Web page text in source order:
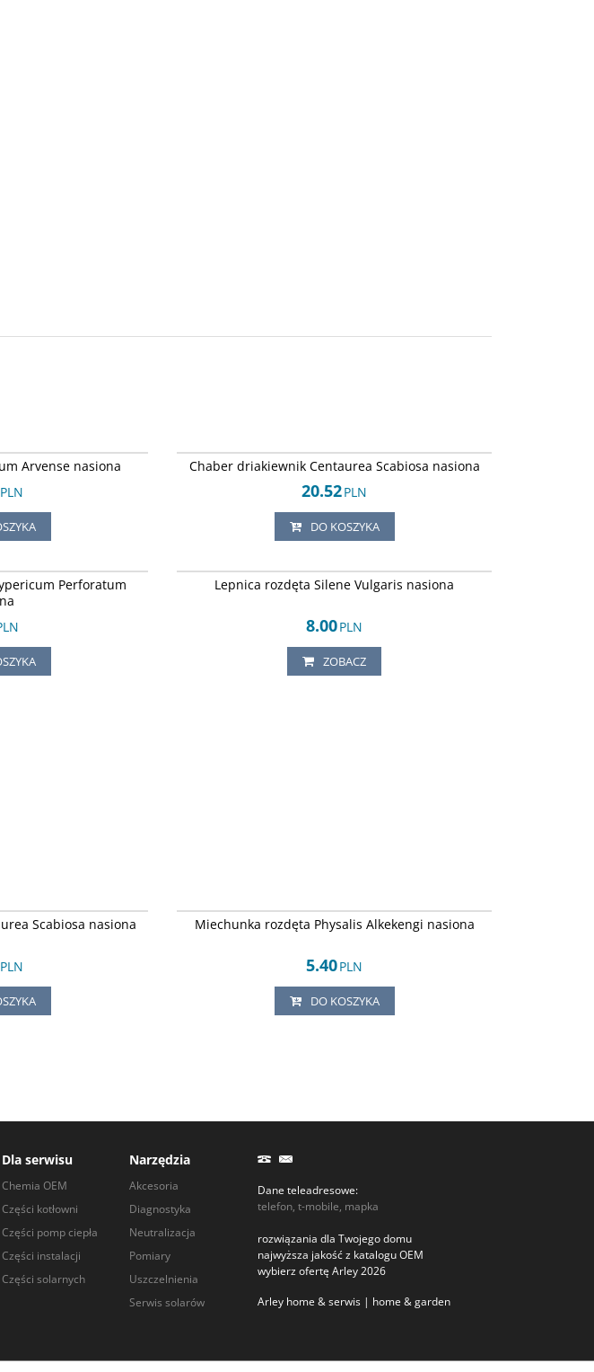
Arvense nasiona
PLN
Chaber driakiewnik Centaurea Scabiosa nasiona
20.52PLN
DO KOSZYKA
Perforatum
Lepnica rozdęta Silene Vulgaris nasiona
8.00PLN
ZOBACZ
Scabiosa nasiona
PLN
Miechunka rozdęta Physalis Alkekengi nasiona
5.40PLN
DO KOSZYKA
Dla serwisu
Chemia OEM
Części kotłowni
Części pomp ciepła
Części instalacji
Części solarnych
Narzędzia
Akcesoria
Diagnostyka
Neutralizacja
Pomiary
Uszczelnienia
Serwis solarów
Dane teleadresowe:
telefon, t-mobile, mapka
rozwiązania dla Twojego domu
najwyższa jakość z katalogu OEM
wybierz ofertę Arley 2026
Arley home & serwis | home & garden